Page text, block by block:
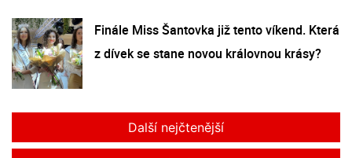
Finále Miss Šantovka již tento víkend. Která
z dívek se stane novou královnou krásy?
Další nejčtenější